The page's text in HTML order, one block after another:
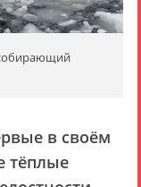
в своём
тёплые